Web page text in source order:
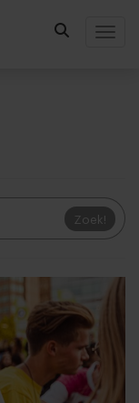
Zoek!